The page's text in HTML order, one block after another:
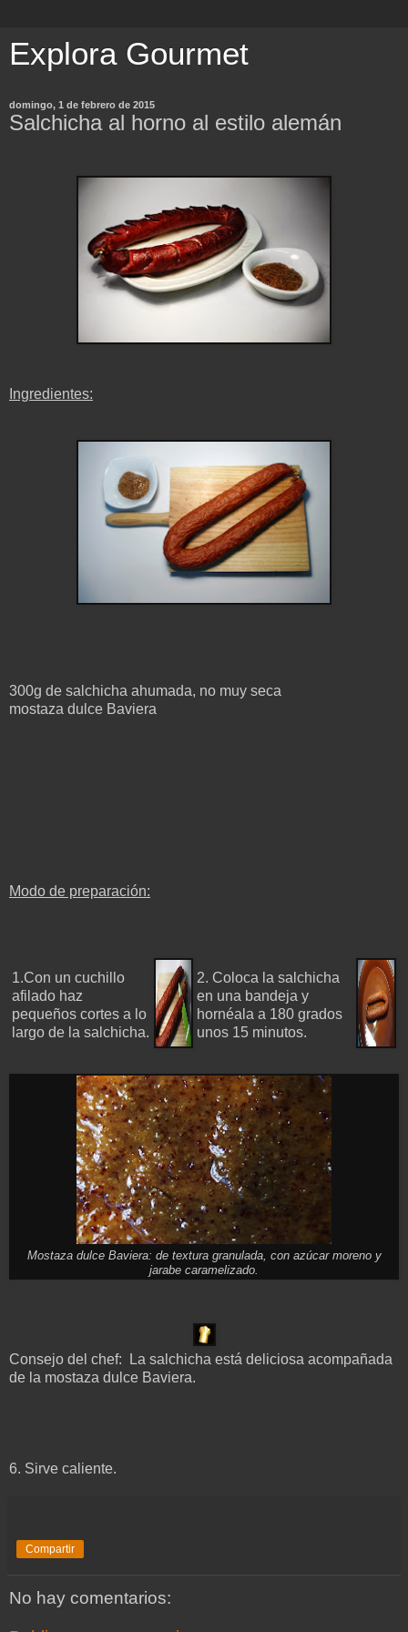
Explora Gourmet
domingo, 1 de febrero de 2015
Salchicha al horno al estilo alemán
Ingredientes:
300g de salchicha ahumada, no muy seca
mostaza dulce Baviera
Modo de preparación:
1.Con un cuchillo
afilado haz
pequeños cortes a lo
largo de la salchicha.
2. Coloca la salchicha
en una bandeja y
hornéala a 180 grados
unos 15 minutos.
Mostaza dulce Baviera: de textura granulada, con azúcar moreno y
jarabe caramelizado.
Consejo del chef: La salchicha está deliciosa acompañada
de la mostaza dulce Baviera.
6. Sirve caliente.
Compartir
No hay comentarios: